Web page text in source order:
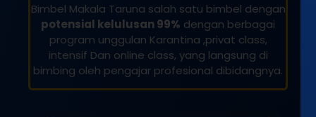
Bimbel Makala Taruna salah satu bimbel dengan
potensial kelulusan 99% dengan berbagai
program unggulan Karantina ,privat class,
intensif Dan online class, yang langsung di
bimbing oleh pengajar profesional dibidangnya.